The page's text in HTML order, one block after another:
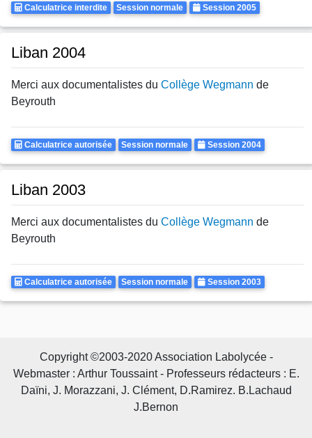
Calculatrice
Calculatrice interdite Rattrapages
Session normale Annee
Session 2005
Liban 2004
Merci aux documentalistes du Collège Wegmann de
Beyrouth
Calculatrice
Calculatrice autorisée Rattrapages
Session normale Annee
Session 2004
Liban 2003
Merci aux documentalistes du Collège Wegmann de
Beyrouth
Calculatrice
Calculatrice autorisée Rattrapages
Session normale Annee
Session 2003
Copyright ©2003-2020 Association Labolycée -
Webmaster : Arthur Toussaint - Professeurs rédacteurs : E.
Daïni, J. Morazzani, J. Clément, D.Ramirez. B.Lachaud
J.Bernon